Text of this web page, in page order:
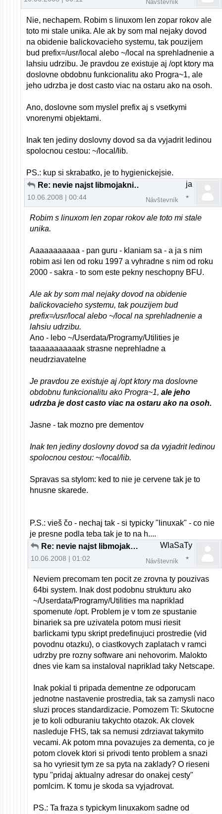
Návštevník
Nie, nechapem. Robim s linuxom len zopar rokov ale
toto mi stale unika. Ale ak by som mal nejaky dovod
na obidenie balickovacieho systemu, tak pouzijem
bud prefix=/usr/local alebo ~/local na sprehladnenie a
lahsiu udrzibu. Je pravdou ze existuje aj /opt ktory ma
doslovne obdobnu funkcionalitu ako Progra~1, ale
jeho udrzba je dost casto viac na ostaru ako na osoh.
Ano, doslovne som myslel prefix aj s vsetkymi
vnorenymi objektami.
Inak ten jediny doslovny dovod sa da vyjadrit ledinou
spolocnou cestou: ~/local/lib.
PS.: kup si skrabatko, je to hygienickejsie.
Re: nevie najst libmojakniznica.so v akt. adresari
10.06.2008 | 00:44
ja
Návštevník
Robim s linuxom len zopar rokov ale toto mi stale
unika.
Aaaaaaaaaaa - pan guru - klaniam sa - a ja s nim
robim asi len od roku 1997 a vyhradne s nim od roku
2000 - sakra - to som este pekny neschopny BFU.
Ale ak by som mal nejaky dovod na obidenie
balickovacieho systemu, tak pouzijem bud
prefix=/usr/local alebo ~/local na sprehladnenie a
lahsiu udrzibu.
Ano - lebo ~/Userdata/Programy/Utilities je
taaaaaaaaaaak strasne neprehladne a
neudrziavatelne
Je pravdou ze existuje aj /opt ktory ma doslovne
obdobnu funkcionalitu ako Progra~1,ale jeho
udrzba je dost casto viac na ostaru ako na osoh.
Jasne - tak mozno pre dementov
Inak ten jediny doslovny dovod sa da vyjadrit ledinou
spolocnou cestou: ~/local/lib.
Spravas sa stylom: ked to nie je cervene tak je to
hnusne skarede.
P.S.: vieš čo - nechaj tak - si typicky "linuxak" - co nie
je presne podla teba tak je to na h....
Re: nevie najst libmojakniznica.so v akt. adresari
10.06.2008 | 01:02
WlaSaTy
Návštevník
Neviem precomam ten pocit ze zrovna ty pouzivas
64bi system. Inak dost podobnu strukturu ako
~/Userdata/Programy/Utilities ma napriklad
spomenute /opt. Problem je v tom ze spustanie
binariek sa pre uzivatela potom musi riesit
barlickami typu skript predefinujuci prostredie (vid
povodnu otazku), o ciastkovych zaplatach v ramci
udrzby pre rozny software ani nehovorim. Malokto
dnes vie kam sa instaloval napriklad taky Netscape.
Inak pokial ti pripada dementne ze odporucam
jednotne nastavenie prostredia, tak sa zamysli naco
sluzi proces standardizacie. Pomozem Ti: Skutocne
je to koli odburaniu takychto otazok. Ak clovek
nasleduje FHS, tak sa nemusi zdrziavat takymito
vecami. Ak potom mna povazujes za dementa, co je
potom clovek ktori si privodi tento problem a snazi
sa ho vyriesit tym ze sa pyta na zaklady? O rieseni
typu "pridaj aktualny adresar do onakej cesty"
pomlcim. K tomu je skoda sa vyjadrovat.
PS.: Ta fraza s typickym linuxakom sadne od